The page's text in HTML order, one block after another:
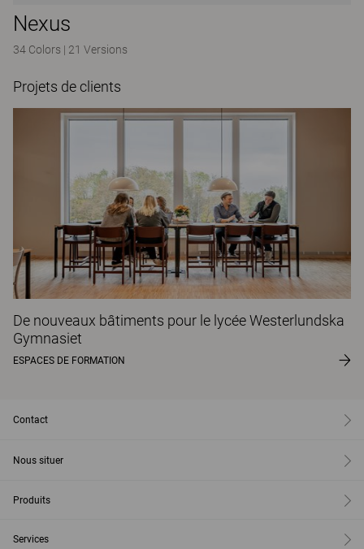
Nexus
34 Colors | 21 Versions
Projets de clients
De nouveaux bâtiments pour le lycée Westerlundska
Gymnasiet
ESPACES DE FORMATION
Contact
Nous situer
Produits
Services